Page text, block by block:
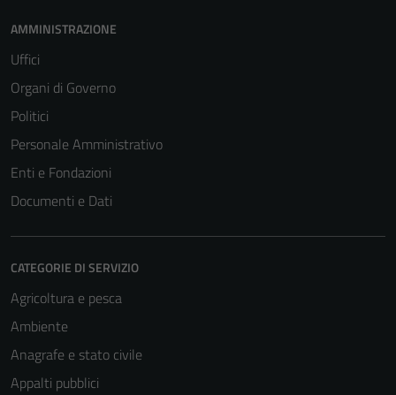
AMMINISTRAZIONE
Uffici
Organi di Governo
Politici
Personale Amministrativo
Enti e Fondazioni
Documenti e Dati
CATEGORIE DI SERVIZIO
Agricoltura e pesca
Ambiente
Anagrafe e stato civile
Appalti pubblici